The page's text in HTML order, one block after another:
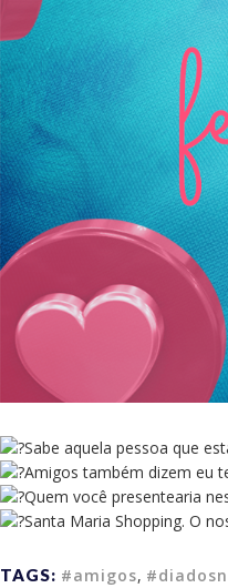
Sabe aquela pessoa que
Amigos também dizem eu
Quem você presentearia
Santa Maria Shopping. O
TAGS: #amigos,